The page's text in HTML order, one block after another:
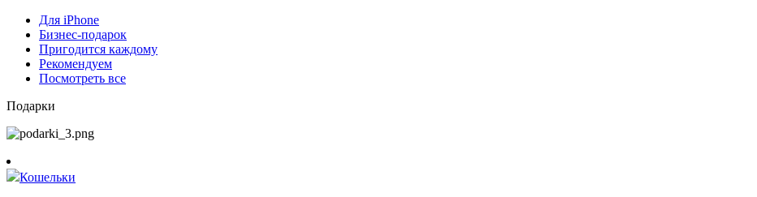
Для iPhone
Бизнес-подарок
Пригодится каждому
Рекомендуем
Посмотреть все
Подарки
Кошельки